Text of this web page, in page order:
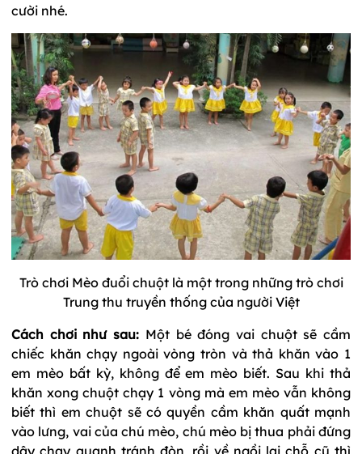
cười nhé.
Trò chơi Mèo đuổi chuột là một trong những trò chơi
Trung thu truyền thống của người Việt
Cách chơi như sau: Một bé đóng vai chuột sẽ cầm
chiếc khăn chạy ngoài vòng tròn và thả khăn vào 1
em mèo bất kỳ, không để em mèo biết. Sau khi thả
khăn xong chuột chạy 1 vòng mà em mèo vẫn không
biết thì em chuột sẽ có quyền cầm khăn quất mạnh
vào lưng, vai của chú mèo, chú mèo bị thua phải đứng
dậy chạy quanh tránh đòn, rồi về ngồi lại chỗ cũ thì